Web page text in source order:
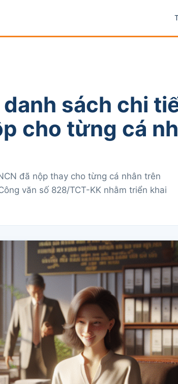
sách chi
cho từng cá
đã nộp thay cho từng cá nhân trên
văn số 828/TCT-KK nhằm triển khai